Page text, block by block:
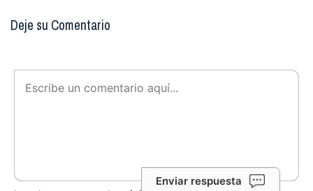
Deje su Comentario
Enviar respuesta